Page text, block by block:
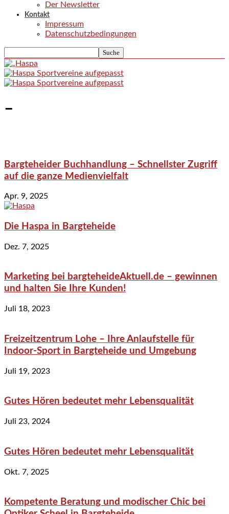
Der Newsletter
Kontakt
Impressum
Datenschutzbedingungen
–
Bargteheider Buchhandlung – Schnellster Zugriff
auf die ganze Medienvielfalt
Apr. 9, 2025
Die Haspa in Bargteheide
Dez. 7, 2025
Marketing bei bargteheideAktuell.de – gewinnen
und halten Sie Ihre Kunden!
Juli 18, 2023
Freizeitzentrum Lohe – Ihre Anlaufstelle für
Indoor-Sport in Bargteheide und Umgebung
Juli 19, 2023
Gutes Hören bedeutet mehr Lebensqualität
Juli 23, 2024
Gutes Hören bedeutet mehr Lebensqualität
Okt. 7, 2025
Kompetente Beratung und modischer Chic bei